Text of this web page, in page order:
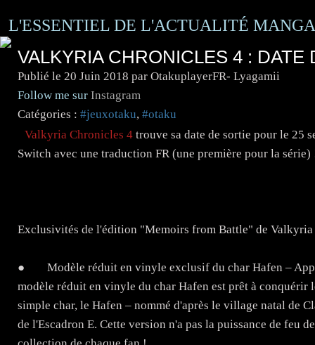
L'ESSENTIEL DE L'ACTUALITÉ
VALKYRIA CHRONICLES 4 :
Publié le 20 Juin 2018 par OtakuplayerFR- Lyagamii
Follow me sur Instagram
Catégories : #jeuxotaku, #otaku
Valkyria Chronicles 4 trouve sa date de sortie pour le 25
Switch avec une traduction FR (une première pour la
Exclusivités de l'édition "Memoirs from Battle" de
● Modèle réduit en vinyle exclusif du char Hafen –
modèle réduit en vinyle du char Hafen est prêt à conquérir
simple char, le Hafen – nommé d'après le village natal de
de l'Escadron E. Cette version n'a pas la puissance de feu